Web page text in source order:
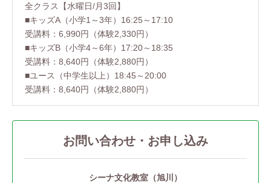
全クラス【水曜日/月3回】
■キッズA（小学1～3年）16:25～17:10
受講料：6,990円（体験2,330円）
■キッズB（小学4～6年）17:20～18:35
受講料：8,640円（体験2,880円）
■ユース（中学生以上）18:45～20:00
受講料：8,640円（体験2,880円）
お問い合わせ・お申し込み
シーナ文化教室（旭川）